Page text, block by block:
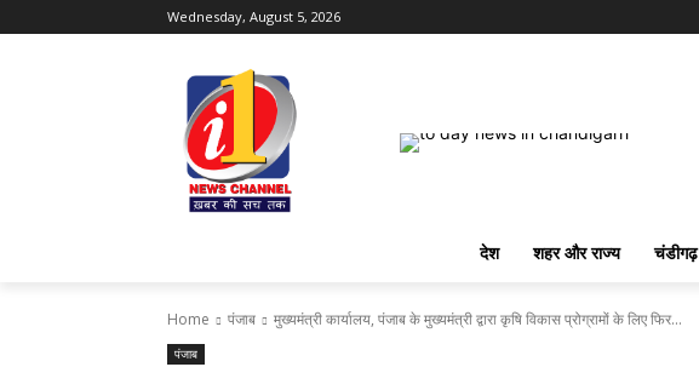
Wednesday, August 5, 2026
देश शहर और राज्य चंडीगढ़
Home पंजाब मुख्यमंत्री कार्यालय, पंजाब के मुख्यमंत्री द्वारा कृषि विकास प्रोग्रामों के लिए फिर...
पंजाब